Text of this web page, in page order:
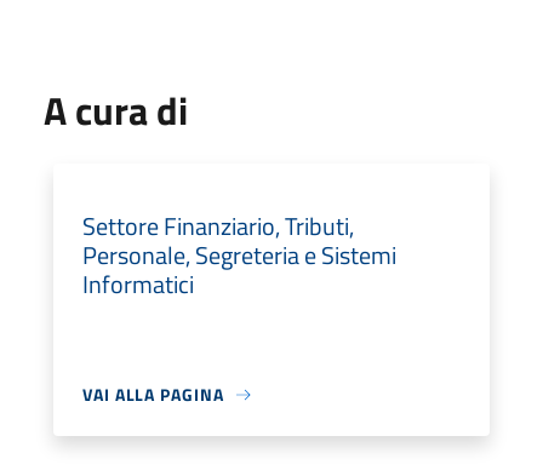
A cura di
Settore Finanziario, Tributi,
Personale, Segreteria e Sistemi
Informatici
VAI ALLA PAGINA